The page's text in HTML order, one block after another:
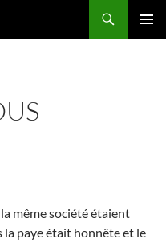
même société étaient
la paye était honnête et le